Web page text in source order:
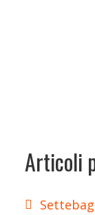
Articoli